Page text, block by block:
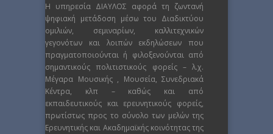
Η υπηρεσία ΔΙΑΥΛΟΣ αφορά τη ζωντανή
ψηφιακή μετάδοση μέσω του Διαδικτύου
ομιλιών, σεμιναρίων, καλλιτεχνικών
γεγονότων και λοιπών εκδηλώσεων που
πραγματοποιούνται ή φιλοξενούνται από
σημαντικούς πολιτιστικούς φορείς – λ.χ.
Μέγαρα Μουσικής , Μουσεία, Συνεδριακά
Κέντρα, κλπ – καθώς και από
εκπαιδευτικούς και ερευνητικούς φορείς,
πρωτίστως προς το σύνολο των μελών της
Ερευνητικής και Ακαδημαϊκής κοινότητας της